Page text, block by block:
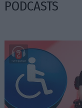
PODCASTS